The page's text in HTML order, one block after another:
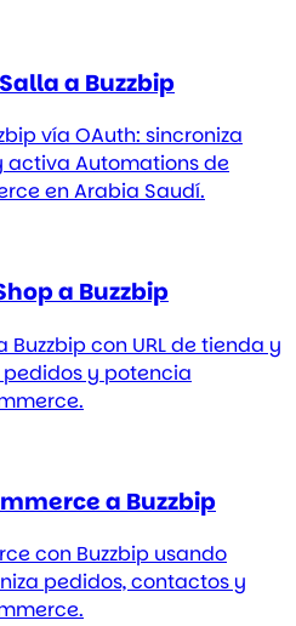
a Buzzbip
vía OAuth: sincroniza
activa Automations de
en Arabia Saudí.
a Buzzbip
con URL de tienda y
pedidos y potencia
a Buzzbip
con Buzzbip usando
pedidos, contactos y